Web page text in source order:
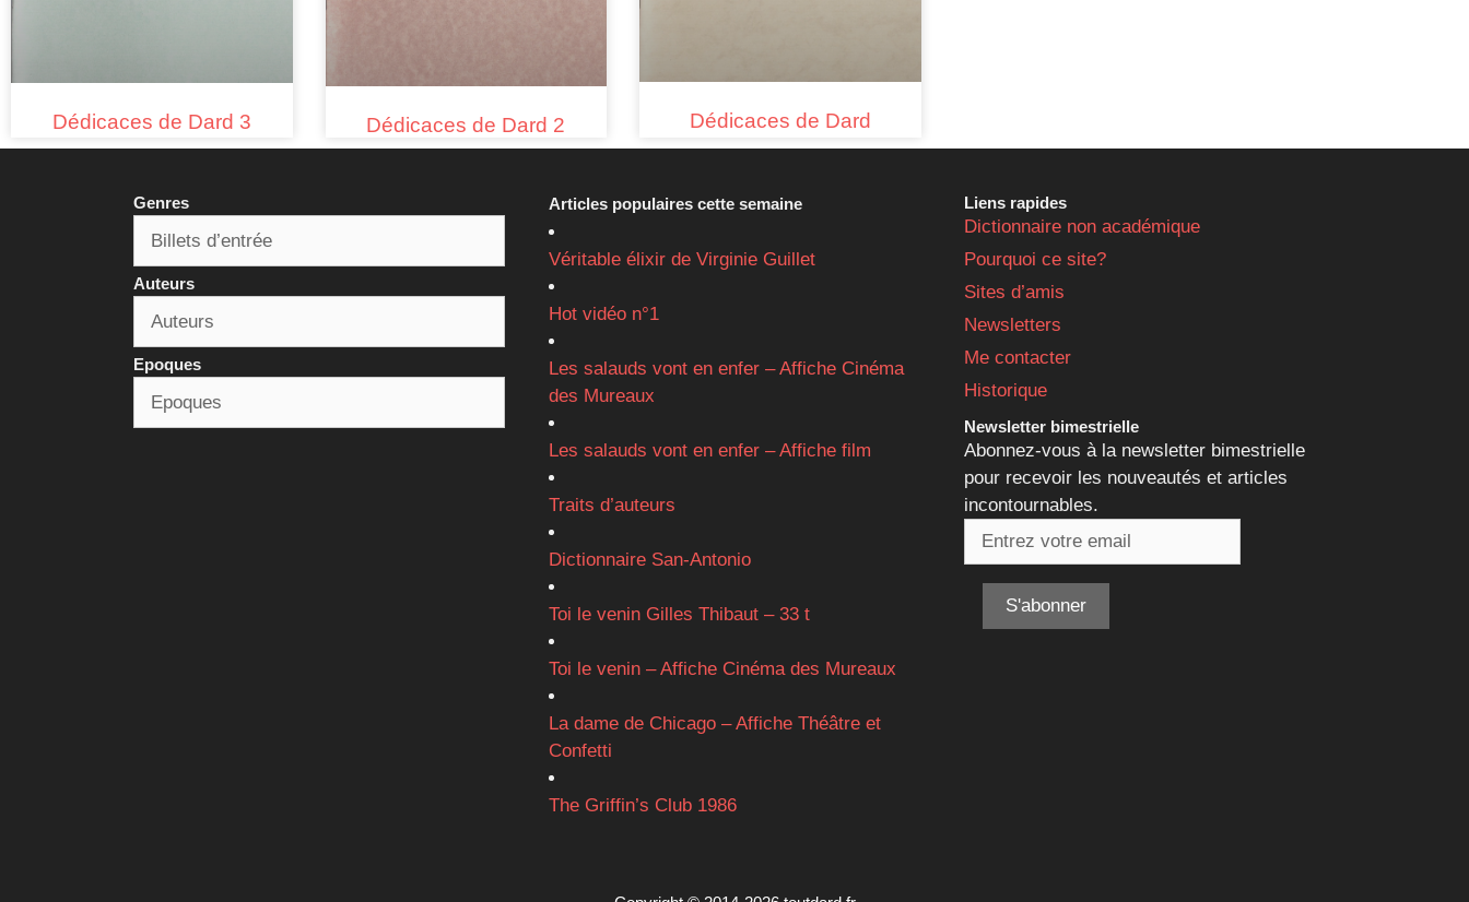
Dédicaces de Dard 3 Dédicaces de Dard 2 Dédicaces de Dard
Genres
Auteurs
Epoques
Articles populaires cette semaine
Véritable élixir de Virginie Guillet
Hot vidéo n°1
Les salauds vont en enfer – Affiche Cinéma
des Mureaux
Les salauds vont en enfer – Affiche film
Traits d’auteurs
Dictionnaire San-Antonio
Toi le venin Gilles Thibaut – 33 t
Toi le venin – Affiche Cinéma des Mureaux
La dame de Chicago – Affiche Théâtre et
Confetti
The Griffin’s Club 1986
Liens rapides
Dictionnaire non académique
Pourquoi ce site?
Sites d’amis
Newsletters
Me contacter
Historique
Newsletter bimestrielle
Abonnez-vous à la newsletter bimestrielle
pour recevoir les nouveautés et articles
incontournables.